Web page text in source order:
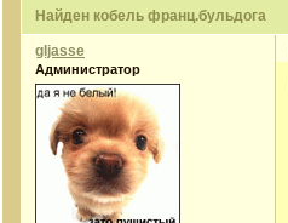
Найден кобель франц.бульдога
gljasse
Администратор